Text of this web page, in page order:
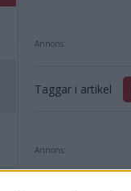
Annons:
Taggar i artikel
Annons: